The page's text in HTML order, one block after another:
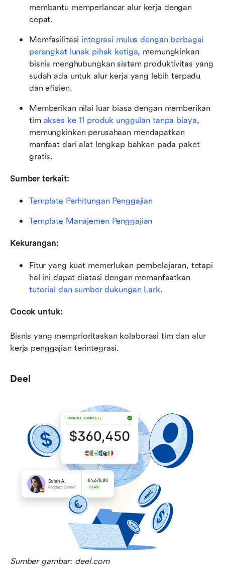
membantu memperlancar alur kerja dengan
cepat.
Memfasilitasi integrasi mulus dengan berbagai
perangkat lunak pihak ketiga, memungkinkan
bisnis menghubungkan sistem produktivitas yang
sudah ada untuk alur kerja yang lebih terpadu
dan efisien.
Memberikan nilai luar biasa dengan memberikan
tim akses ke 11 produk unggulan tanpa biaya,
memungkinkan perusahaan mendapatkan
manfaat dari alat lengkap bahkan pada paket
gratis.
Sumber terkait:
Template Perhitungan Penggajian
Template Manajemen Penggajian
Kekurangan:
Fitur yang kuat memerlukan pembelajaran, tetapi
tutorial dan sumber dukungan Lark.
Cocok untuk:
Bisnis yang memprioritaskan kolaborasi tim dan alur
kerja penggajian terintegrasi.
Deel
Sumber gambar: deel.com